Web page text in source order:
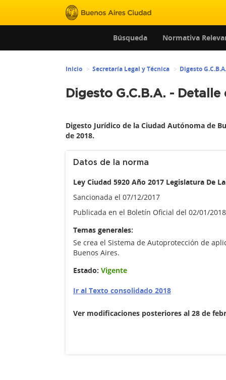
Búsqueda Normativa
Inicio Secretaría Legal y Técnica Digesto G.C.B.A.
Digesto G.C.B.A. -
Digesto Jurídico de la Ciudad Autónoma de
de 2018.
Datos de la norma
Ley Ciudad 5920 Año 2017 Legislatura De
Sancionada el 07/12/2017
Publicada en el Boletín Oficial del 02/01/
Temas generales:
Se crea el Sistema de Autoprotección de
Buenos Aires.
Estado: Vigente
Ir al Texto consolidado 2018
Ver modificaciones posteriores al 28 de